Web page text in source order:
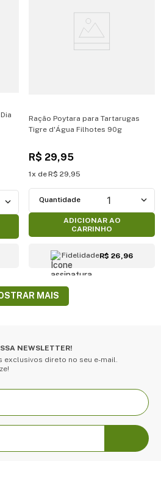
Ração Poytara para Tartarugas
Tigre d'Água Filhotes 90g
R$ 29,95
1 R$ 29,95
1
ADICIONAR AO
CARRINHO
FidelidadeR$ 26,96
MAIS
NEWSLETTER!
exclusivos direto no seu e-mail.